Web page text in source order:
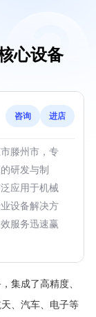
心设备
咨询 进店
滕州市，专
研发与制
应用于机械
设备解决方
服务迅速赢
集成了高精度、
、汽车、电子等